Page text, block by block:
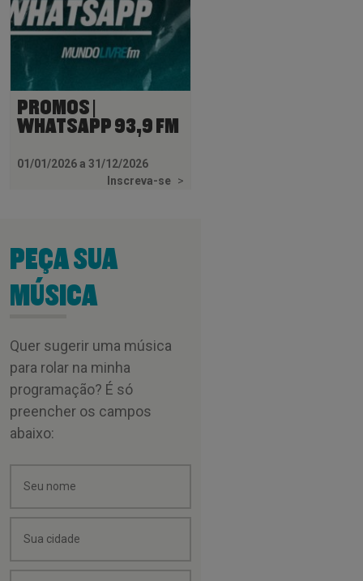
PROMOS |
WHATSAPP 93,9 FM
01/01/2026 a 31/12/2026
Inscreva-se >
PEÇA SUA
MÚSICA
Quer sugerir uma música
para rolar na minha
programação? É só
preencher os campos
abaixo: